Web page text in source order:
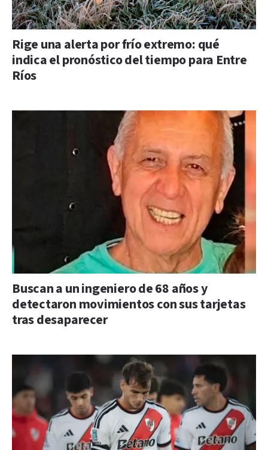
Rige una alerta por frío extremo: qué
indica el pronóstico del tiempo para Entre
Ríos
Buscan a un ingeniero de 68 años y
detectaron movimientos con sus tarjetas
tras desaparecer